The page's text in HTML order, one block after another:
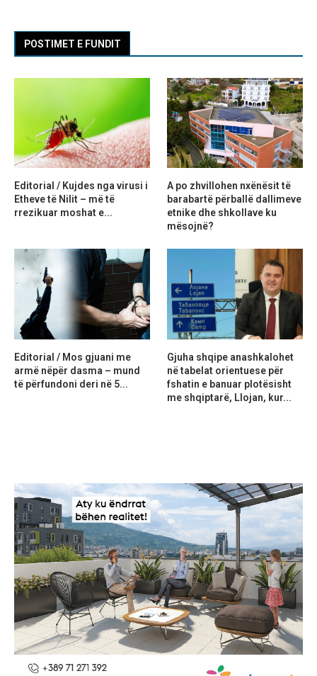
POSTIMET E FUNDIT
Editorial / Kujdes nga virusi i
Etheve të Nilit – më të
rrezikuar moshat e...
A po zhvillohen nxënësit të
barabartë përballë dallimeve
etnike dhe shkollave ku
mësojnë?
Editorial / Mos gjuani me
armë nëpër dasma – mund
të përfundoni deri në 5...
Gjuha shqipe anashkalohet
në tabelat orientuese për
fshatin e banuar plotësisht
me shqiptarë, Llojan, kur...